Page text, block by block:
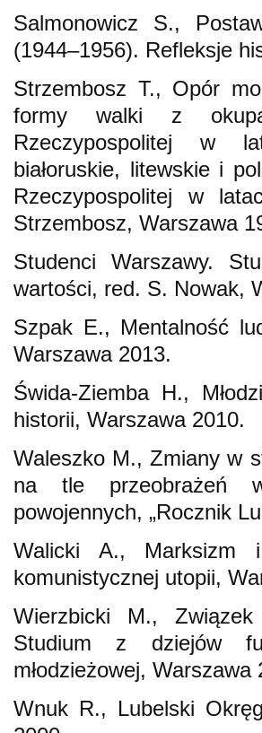
Salmonowicz S.,
(1944–1956). Refleksje
Strzembosz T., Opór
formy walki z
Rzeczypospolitej w
białoruskie, litewskie i
Rzeczypospolitej w
Strzembosz, Warszawa
Studenci Warszawy.
wartości, red. S. Nowak,
Szpak E., Mentalność
Warszawa 2013.
Świda-Ziemba H.,
historii, Warszawa 2010.
Waleszko M., Zmiany w
na tle przeobrażeń
powojennych, „Rocznik
Walicki A., Marksizm
komunistycznej utopii,
Wierzbicki M.,
Studium z dziejów
młodzieżowej, Warszawa
Wnuk R., Lubelski